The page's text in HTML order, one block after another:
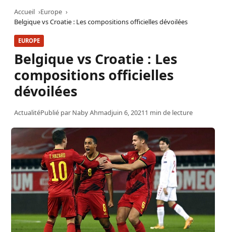
Accueil
Europe
Belgique vs Croatie : Les compositions officielles dévoilées
EUROPE
Belgique vs Croatie : Les
compositions officielles
dévoilées
ActualitéPublié par Naby Ahmadjuin 6, 20211 min de lecture